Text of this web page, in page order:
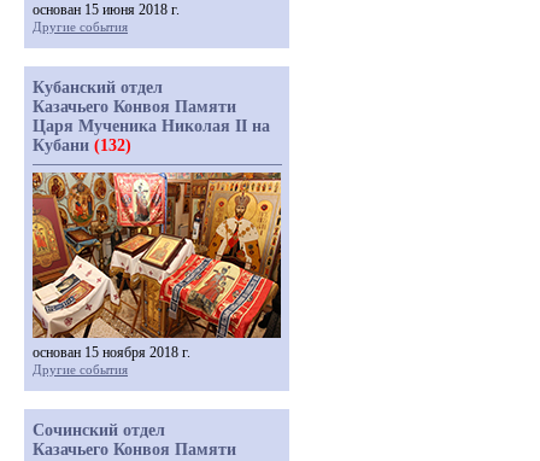
основан 15 июня 2018 г.
Другие события
Кубанский отдел
Казачьего Конвоя Памяти
Царя Мученика Николая II на
Кубани (132)
основан 15 ноября 2018 г.
Другие события
Сочинский отдел
Казачьего Конвоя Памяти